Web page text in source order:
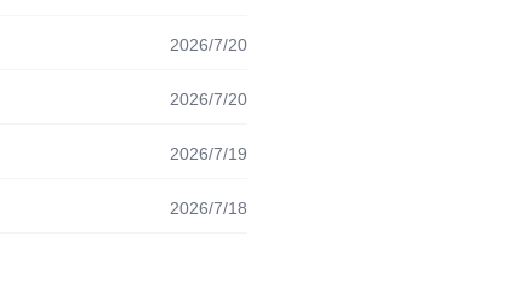
2026/7/20
2026/7/20
2026/7/19
2026/7/18